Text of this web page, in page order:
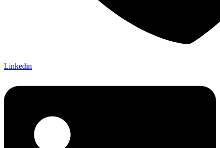
Linkedin